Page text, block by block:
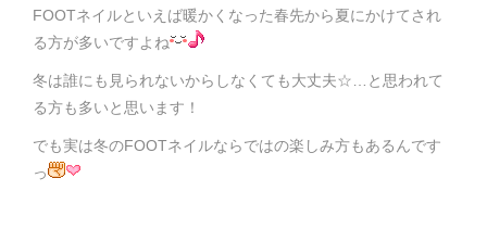
FOOTネイルといえば暖かくなった春先から夏にかけてされ
る方が多いですよね
冬は誰にも見られないからしなくても大丈夫☆…と思われて
る方も多いと思います！
でも実は冬のFOOTネイルならではの楽しみ方もあるんです
っ